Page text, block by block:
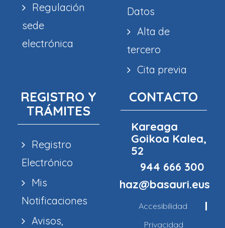
Regulación
sede
electrónica
Datos
Alta de
tercero
Cita previa
REGISTRO Y
TRÁMITES
Registro
Electrónico
Mis
Notificaciones
Avisos,
CONTACTO
Kareaga
Goikoa Kalea,
52
944 666 300
haz@basauri.eus
Accesibilidad
Privacidad